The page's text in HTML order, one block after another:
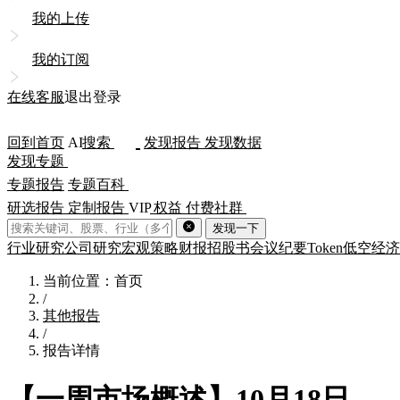
我的上传
我的订阅
在线客服退出登录
回到首页 AI搜索 发现报告 发现数据
发现专题
专题报告 专题百科
研选报告 定制报告 VIP权益 付费社群
发现一下
行业研究公司研究宏观策略财报招股书会议纪要Token低空经济
当前位置：首页
/
其他报告
/
报告详情